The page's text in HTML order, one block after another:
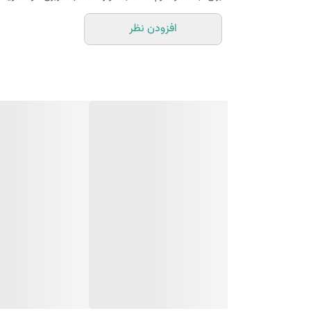
یا 2 عدد بکدراپ 60 در 80
همراه سه عدد نبشی اتصال
افزودن نظر